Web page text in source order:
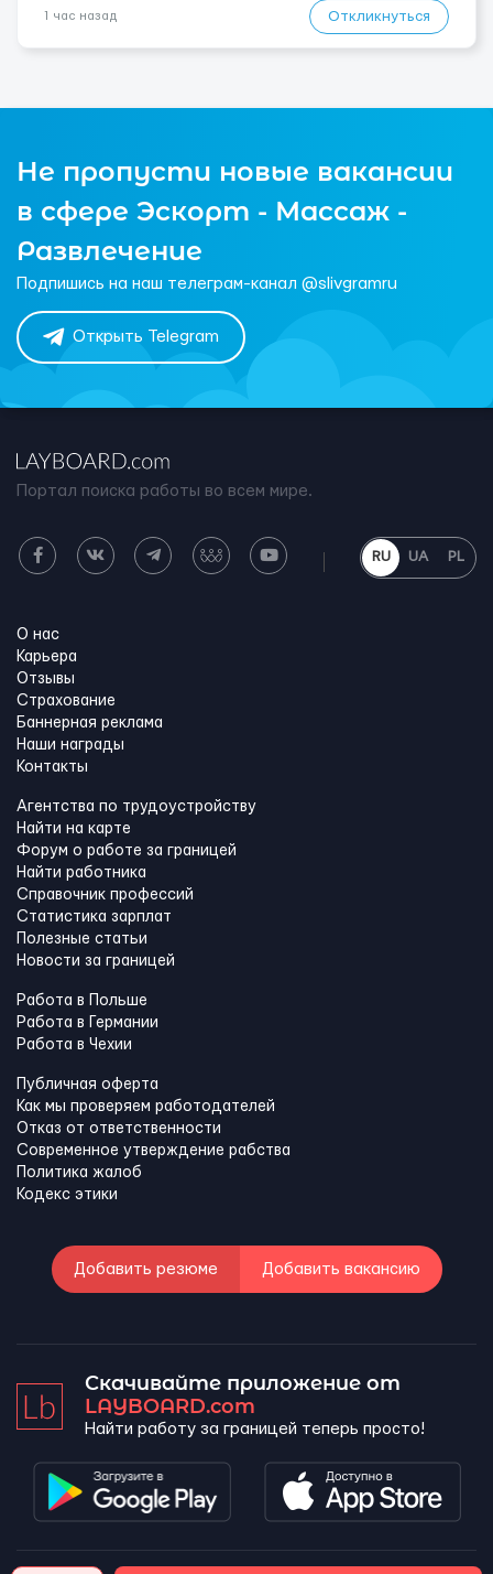
1 час назад Откликнуться
Не пропусти новые вакансии
в сфере Эскорт - Массаж -
Развлечение
Подпишись на наш телеграм-канал @slivgramru
Открыть Telegram
Портал поиска работы во всем мире.
RU UA PL
О нас
Карьера
Отзывы
Страхование
Баннерная реклама
Наши награды
Контакты
Агентства по трудоустройству
Найти на карте
Форум о работе за границей
Найти работника
Справочник профессий
Статистика зарплат
Полезные статьи
Новости за границей
Работа в Польше
Работа в Германии
Работа в Чехии
Публичная оферта
Как мы проверяем работодателей
Отказ от ответственности
Современное утверждение рабства
Политика жалоб
Кодекс этики
Добавить резюме Добавить вакансию
Скачивайте приложение от
LAYBOARD.com
Найти работу за границей теперь просто!